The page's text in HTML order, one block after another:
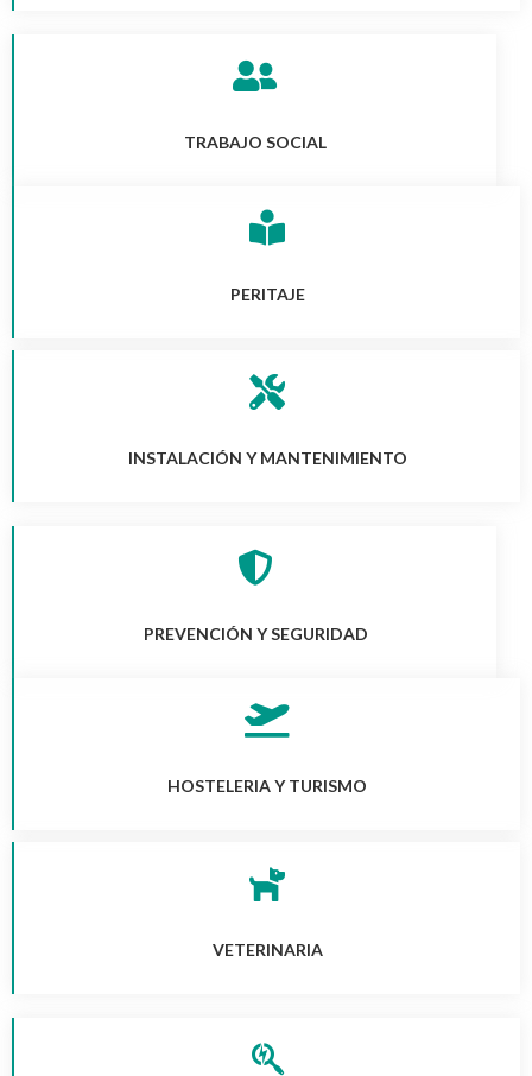
TRABAJO SOCIAL
PERITAJE
INSTALACIÓN Y MANTENIMIENTO
PREVENCIÓN Y SEGURIDAD
HOSTELERIA Y TURISMO
VETERINARIA